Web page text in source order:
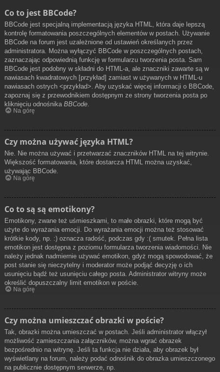
Co to jest BBCode?
BBCode jest specjalną implementacją języka HTML, która daje lepszą
kontrolę formatowania poszczególnych elementów w postach. Używanie
BBCode na forum jest uzależnione od ustawień określanych przez
administratora. Można wyłączyć BBCode w poszczególnych postach,
zaznaczając odpowiednią funkcję w formularzu tworzenia posta. Sam
BBCode jest podobny w składni do HTML-a, ale znaczniki zawarte są w
nawiasach kwadratowych [przykład] zamiast w używanych w HTML-u
nawiasach ostrych <przykład>. Aby uzyskać więcej informacji o BBCode,
zapoznaj się z przewodnikiem dostępnym ze strony tworzenia posta po
kliknięciu odnośnika BBCode
Na górę
Czy można używać języka HTML?
Nie. Nie można używać i przetwarzać znaczników HTML na tej witrynie.
Większość formatowania, które dostarcza HTML można uzyskać,
używając BBCode.
Na górę
Co to są są emotikony?
Emotikony, zwane też uśmieszkami, to małe obrazki, które mogą być
użyte do wyrażania emocji. Do wyrażania emocji można też stosować
krótkie kody, np. :) oznacza radość, podczas gdy :( smutek. Pełna lista
emotikon jest dostępna z poziomu formularza tworzenia wiadomości. Nie
należy jednak nadmiernie używać emotikon, gdyż mogą spowodować, że
post stanie się nieczytelny i moderator może podjąć decyzję o ich
usunięciu bądź też usunięciu całego posta. Administrator witryny może
określić dopuszczalny limit emotikon w poście.
Na górę
Czy można umieszczać obrazki w poście?
Tak, obrazki można umieszczać w postach. Jeśli administrator włączył
możliwość zamieszczania załączników, można wgrać obrazek
bezpośrednio na witrynę. Jeśli ta funkcja nie działa, aby obrazek był
wyświetlany na forum, należy podać odnośnik do obrazka umieszczonego
na publicznie dostępnym serwerze, np.